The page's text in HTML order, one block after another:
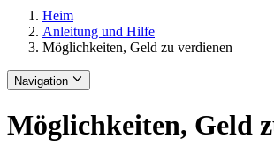
Heim
Anleitung und Hilfe
Möglichkeiten, Geld zu verdienen
Navigation
Möglichkeiten, Geld